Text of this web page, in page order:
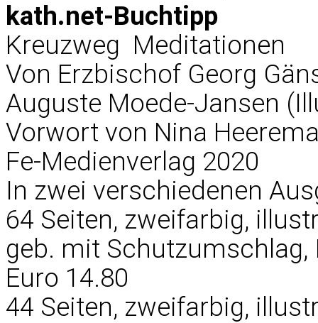
kath.net-Buchtipp
Kreuzweg  Meditationen
Von Erzbischof Georg
Auguste Moede-Jansen
Vorwort von Nina
Fe-Medienverlag 2020
In zwei verschiedenen
64 Seiten, zweifarbig,
geb. mit Schutzumschlag,
Euro 14.80
44 Seiten, zweifarbig,